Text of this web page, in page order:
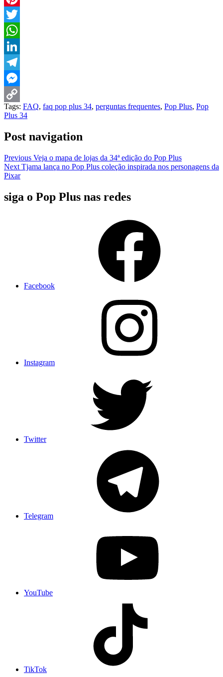
Pinterest
Twitter
WhatsApp
LinkedIn
Telegram
Messenger
Copy
Tags: FAQ, faq pop plus 34, perguntas frequentes, Pop Plus, Pop
Plus 34
Post navigation
Previous Veja o mapa de lojas da 34ª edição do Pop Plus
Next Tjama lança no Pop Plus coleção inspirada nos personagens da
Pixar
siga o Pop Plus nas redes
Facebook
Instagram
Twitter
Telegram
YouTube
TikTok